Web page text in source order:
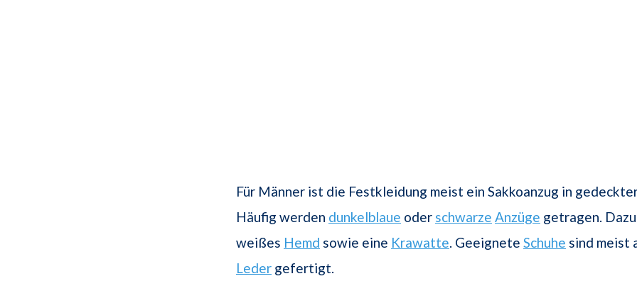
Für Männer ist die Festkleidung meist ein Sakkoanzug in
Häufig werden dunkelblaue oder schwarze Anzüge getragen.
weißes Hemd sowie eine Krawatte. Geeignete Schuhe sind meist
Leder gefertigt.